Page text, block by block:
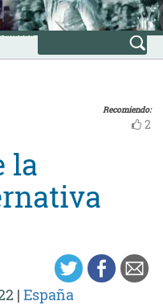
Recomiendo:
2
la
| España